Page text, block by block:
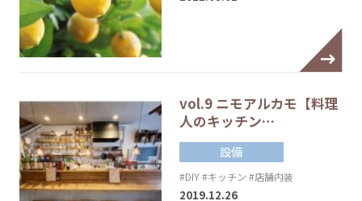
vol.9 ニモアルカモ【料理
人のキッチン…
設備
#DIY#キッチン #店舗内装
2019.12.26